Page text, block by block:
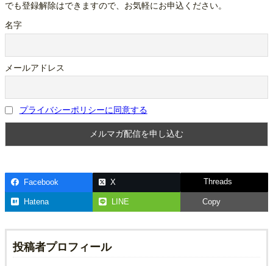
でも登録解除はできますので、お気軽にお申込ください。
名字
メールアドレス
プライバシーポリシーに同意する
Facebook X Threads
Hatena LINE Copy
投稿者プロフィール